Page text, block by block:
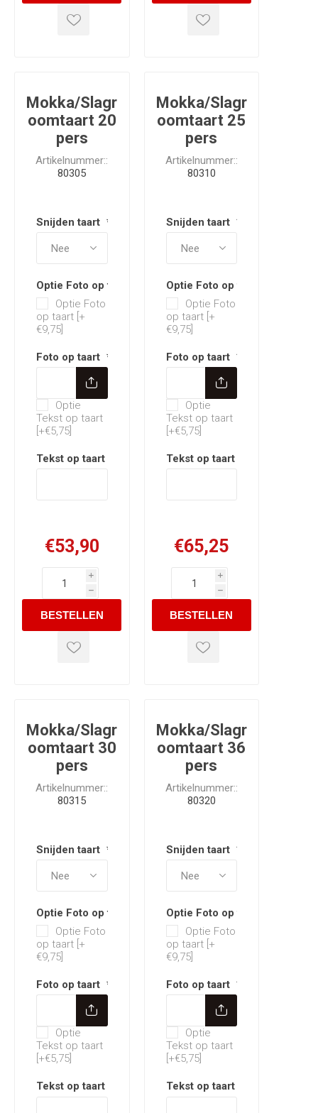
Mokka/Slagr
oomtaart 20
pers
Artikelnummer::
80305
Snijden taart *
Optie Foto op taart
Optie Foto
op taart [+
€9,75]
Foto op taart *
Optie Tekst op taart
Optie
Tekst op taart
[+€5,75]
Tekst op taart
€53,90
i
h
Mokka/Slagr
oomtaart 25
pers
Artikelnummer::
80310
Snijden taart *
Optie Foto op taart
Optie Foto
op taart [+
€9,75]
Foto op taart *
Optie Tekst op taart
Optie
Tekst op taart
[+€5,75]
Tekst op taart
€65,25
i
h
Mokka/Slagr
oomtaart 30
pers
Artikelnummer::
80315
Snijden taart *
Optie Foto op taart
Optie Foto
op taart [+
€9,75]
Foto op taart *
Optie Tekst op taart
Optie
Tekst op taart
[+€5,75]
Tekst op taart
Mokka/Slagr
oomtaart 36
pers
Artikelnummer::
80320
Snijden taart *
Optie Foto op taart
Optie Foto
op taart [+
€9,75]
Foto op taart *
Optie Tekst op taart
Optie
Tekst op taart
[+€5,75]
Tekst op taart